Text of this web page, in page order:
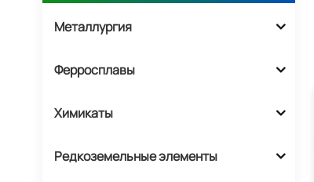
Металлургия
Ферросплавы
Химикаты
Редкоземельные элементы